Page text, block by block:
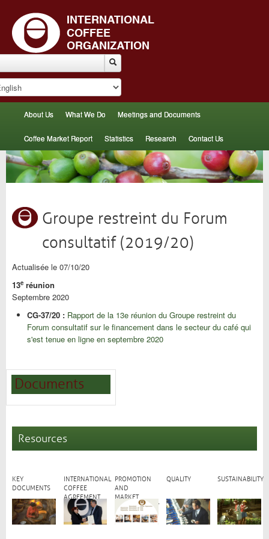
About Us What We Do Meetings and Documents
Coffee Market Report Statistics Research Contact Us
Groupe restreint du Forum
consultatif (2019/20)
Actualisée le 07/10/20
13e réunion
Septembre 2020
CG-37/20 : Rapport de la 13e réunion du Groupe restreint du
Forum consultatif sur le financement dans le secteur du café qui
s'est tenue en ligne en septembre 2020
Documents
Resources
KEY
DOCUMENTS
INTERNATIONAL
COFFEE
AGREEMENT
PROMOTION
AND
MARKET
DEVELOPMENT
QUALITY SUSTAINABILITY